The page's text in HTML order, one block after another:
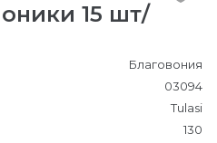
15 шт/
Благовония
03094
Tulasi
130